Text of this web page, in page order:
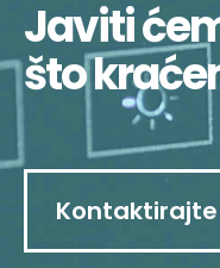
Javiti
što